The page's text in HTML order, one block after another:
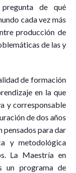
de qué
cada vez más
producción de
de las y
de formación
en la que
y corresponsable
de dos años
pensados para dar
y metodológica
La Maestría en
un programa de